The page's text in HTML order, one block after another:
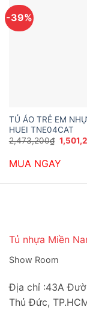
-39%
TỦ ÁO TRẺ EM
HUEI TNE04CAT
2,473,200₫ Giá
gốc
MUA NGAY
Tủ nhựa Miền
Show Room
Địa chỉ :43A
Thủ Đức,